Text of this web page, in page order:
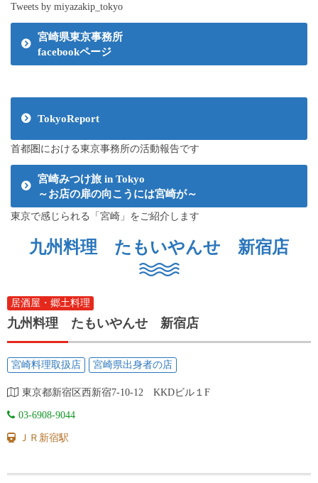
Tweets by miyazakip_tokyo
宮崎県東京事務所
facebookページ
TokyoReport
首都圏における東京事務所の活動報告です
宮崎みつけ旅 in Tokyo
～お店の扉の向こうには宮崎が～
東京で感じられる「宮崎」をご紹介します
九州料理 たもいやんせ 新宿店
居酒屋・郷土料理
九州料理 たもいやんせ 新宿店
宮崎料理取扱店 宮崎県出身者の店
東京都新宿区西新宿7-10-12 KKDビル１F
03-6908-9044
ＪＲ新宿駅